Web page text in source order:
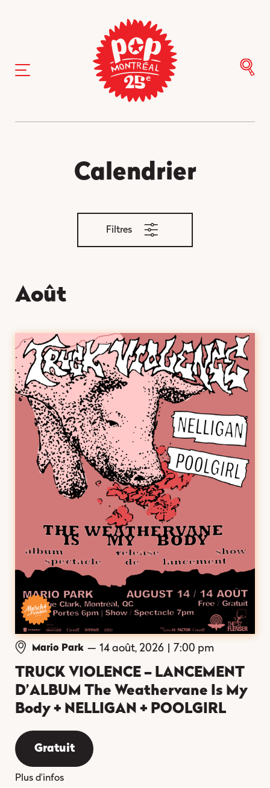
Calendrier
Il n'y a actuellement aucun événement
correspondant à cette sélection.
Filtres
août
Mario Park — 14 août, 2026 7:00 pm
TRUCK VIOLENCE – LANCEMENT
D’ALBUM The Weathervane Is My
Body + NELLIGAN + POOLGIRL
Gratuit
Plus d'infos